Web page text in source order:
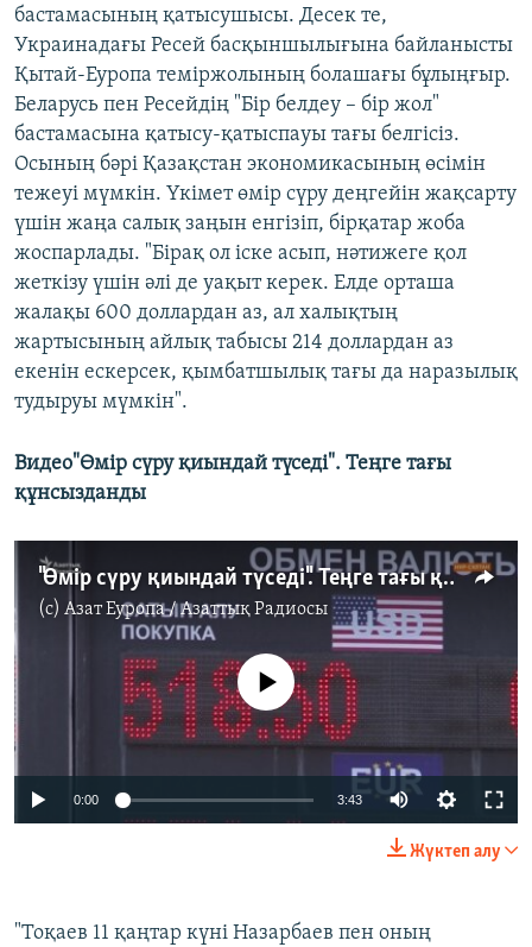
бастамасының қатысушысы. Десек те,
Украинадағы Ресей басқыншылығына байланысты
Қытай-Еуропа теміржолының болашағы бұлыңғыр.
Беларусь пен Ресейдің "Бір белдеу – бір жол"
бастамасына қатысу-қатыспауы тағы белгісіз.
Осының бәрі Қазақстан экономикасының өсімін
тежеуі мүмкін. Үкімет өмір сүру деңгейін жақсарту
үшін жаңа салық заңын енгізіп, бірқатар жоба
жоспарлады. "Бірақ ол іске асып, нәтижеге қол
жеткізу үшін әлі де уақыт керек. Елде орташа
жалақы 600 доллардан аз, ал халықтың
жартысының айлық табысы 214 доллардан аз
екенін ескерсек, қымбатшылық тағы да наразылық
тудыруы мүмкін".
Видео"Өмір сүру қиындай түседі". Теңге тағы
құнсызданды
"Өмір сүру қиындай түседі". Теңге тағы құнсызданды
(c) Азат Еуропа / Азаттық Радиосы
No media source currently available
0:00 3:43 Auto
Жүктеп алу
"Тоқаев 11 қаңтар күні Назарбаев пен оның